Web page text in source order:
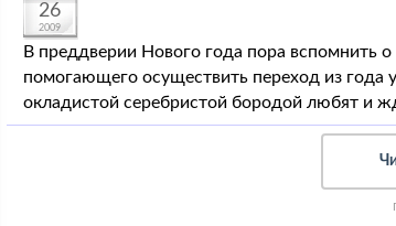
26
2009
В преддверии Нового года пора вспомнить
помогающего осуществить переход из года
окладистой серебристой бородой любят и